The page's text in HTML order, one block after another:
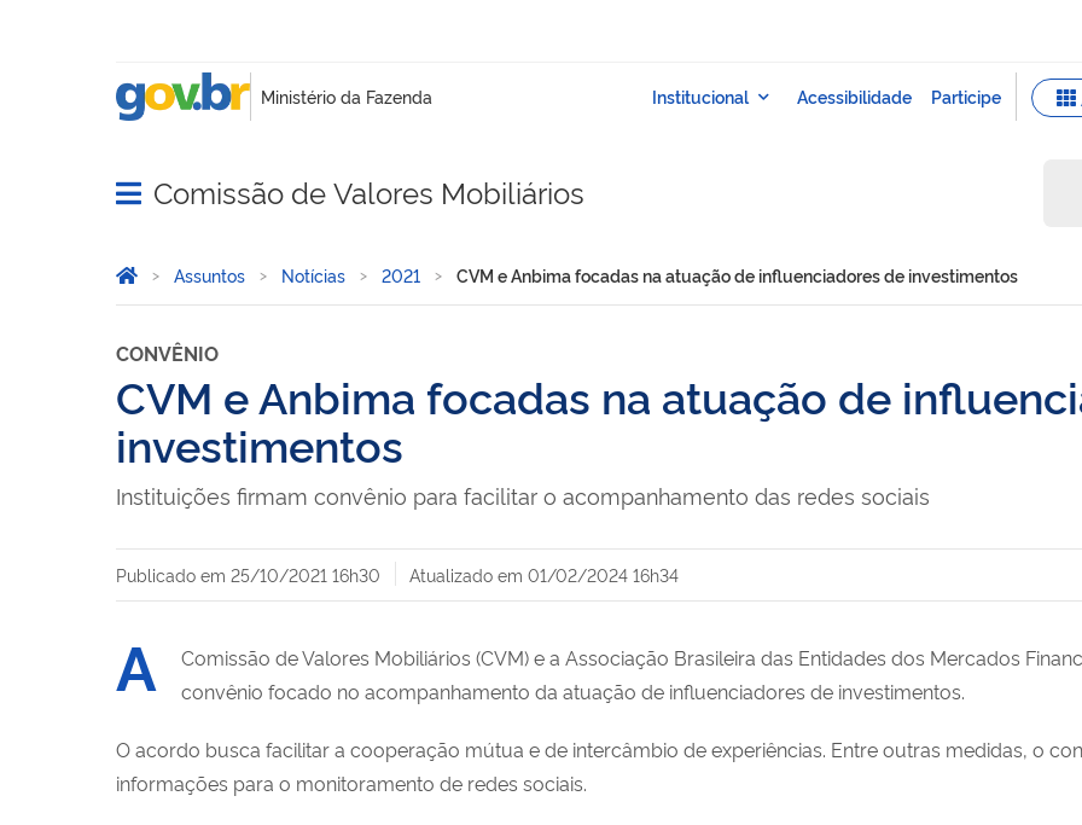
Abrir menu principal de navegação
Comissão de Valores Mobiliários
Você está aqui:
Página Inicial
Assuntos Notícias 2021 CVM e Anbima focadas na atuação de influenciadores de investimentos
CONVÊNIO
CVM e Anbima focadas na atuação de
investimentos
Instituições firmam convênio para facilitar o acompanhamento das redes sociais
Publicado em 25/10/2021 16h30 Atualizado em 01/02/2024 16h34
A
Comissão de Valores Mobiliários (CVM) e a Associação Brasileira das Entidades dos Mercados
convênio focado no acompanhamento da atuação de influenciadores de investimentos.
O acordo busca facilitar a cooperação mútua e de intercâmbio de experiências. Entre outras medidas, o
informações para o monitoramento de redes sociais.